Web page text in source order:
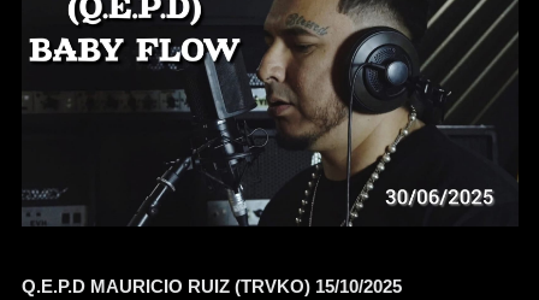
Q.E.P.D MAURICIO RUIZ (TRVKO) 15/10/2025